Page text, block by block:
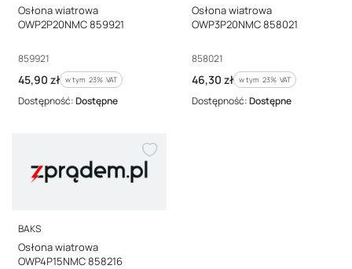
Osłona wiatrowa
OWP2P20NMC 859921
Kod producenta
859921
Cena brutto
45,90 zł w tym %s VAT
w tym 23% VAT
Dostępność:Dostępne
Osłona wiatrowa
OWP3P20NMC 858021
Kod producenta
858021
Cena brutto
46,30 zł w tym %s VAT
w tym 23% VAT
Dostępność:Dostępne
PRODUCENT
BAKS
Osłona wiatrowa
OWP4P15NMC 858216